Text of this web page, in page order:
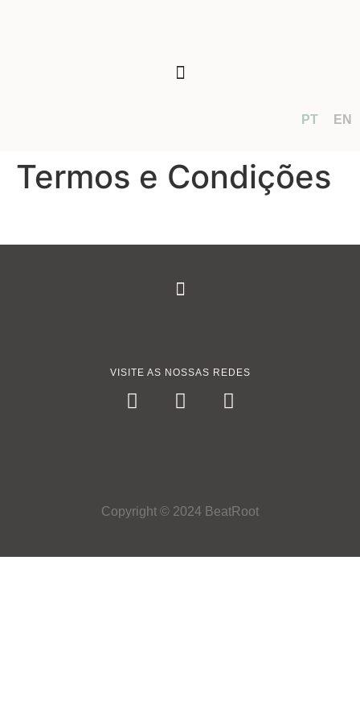
PT EN
Termos e Condições
Copyright © 2024 BeatRoot
VISITE AS NOSSAS REDES